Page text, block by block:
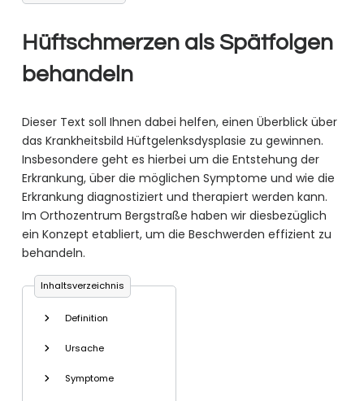
Hüftschmerzen als Spätfolgen
behandeln
Dieser Text soll Ihnen dabei helfen, einen Überblick über
das Krankheitsbild Hüftgelenksdysplasie zu gewinnen.
Insbesondere geht es hierbei um die Entstehung der
Erkrankung, über die möglichen Symptome und wie die
Erkrankung diagnostiziert und therapiert werden kann.
Im Orthozentrum Bergstraße haben wir diesbezüglich
ein Konzept etabliert, um die Beschwerden effizient zu
behandeln.
Inhaltsverzeichnis
Definition
Ursache
Symptome